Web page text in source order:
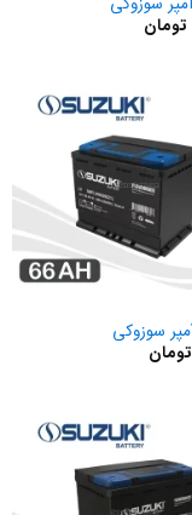
تومان
تومان